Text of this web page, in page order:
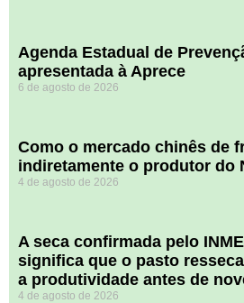
Agenda Estadual de
apresentada à Aprece
6 de agosto de 2026
​Como o mercado chinês de
indiretamente o produtor do
4 de agosto de 2026
A seca confirmada pelo
significa que o pasto
a produtividade antes de
4 de agosto de 2026